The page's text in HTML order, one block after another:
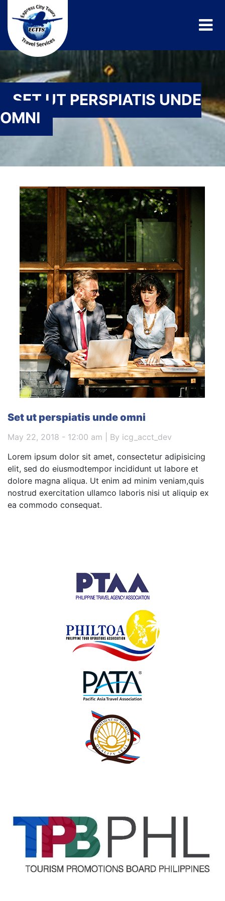
SET UT PERSPIATIS UNDE
OMNI
Set ut perspiatis unde omni
May 22, 2018 - 12:00 am | By icg_acct_dev
Lorem ipsum dolor sit amet, consectetur adipisicing
elit, sed do eiusmodtempor incididunt ut labore et
dolore magna aliqua. Ut enim ad minim veniam,quis
nostrud exercitation ullamco laboris nisi ut aliquip ex
ea commodo consequat.